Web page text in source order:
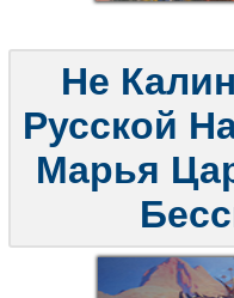
Не
Русской
Марья